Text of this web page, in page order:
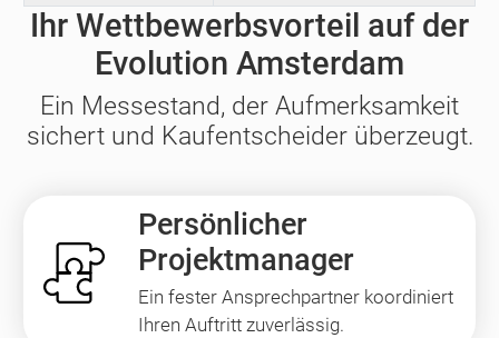
Ihr Wettbewerbsvorteil auf der
Evolution Amsterdam
Ein Messestand, der Aufmerksamkeit
sichert und Kaufentscheider überzeugt.
Persönlicher
Projektmanager
Ein fester Ansprechpartner koordiniert
Ihren Auftritt zuverlässig.